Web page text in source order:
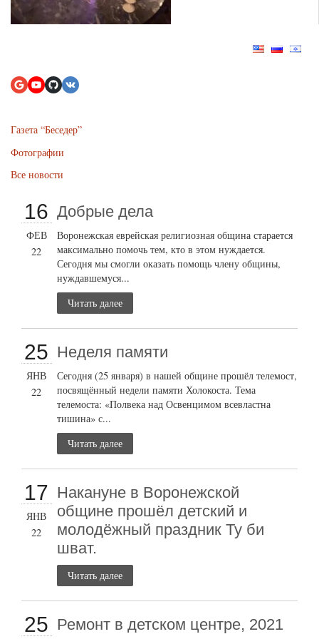
Газета “Беседер”
Фотографии
Все новости
16
ФЕВ
22
Добрые дела
Воронежская еврейская религиозная община старается
максимально помочь тем, кто в этом нуждается.
Сегодня мы смогли оказать помощь члену общины,
нуждавшемуся...
Читать далее
25
ЯНВ
22
Неделя памяти
Сегодня (25 января) в нашей общине прошёл телемост,
посвящённый недели памяти Холокоста. Тема
телемоста: «Полвека над Освенцимом всевластна
тишина» с...
Читать далее
17
ЯНВ
22
Накануне в Воронежской
общине прошёл детский и
молодёжный праздник Ту би
шват.
Читать далее
25 Ремонт в детском центре, 2021